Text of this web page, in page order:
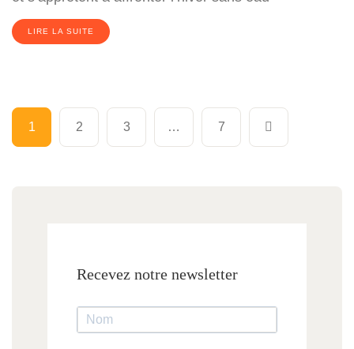
LIRE LA SUITE
1 2 3 … 7
Recevez notre newsletter